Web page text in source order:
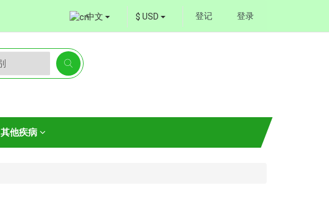
中文 $ USD 登记 登录
其他疾病